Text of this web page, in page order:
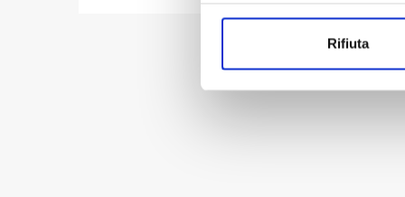
Identificare il tuo
digitali).
Rifiuta